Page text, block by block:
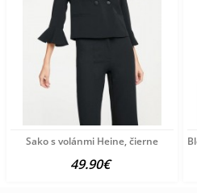
Sako s volánmi Heine, čierne
49.90€